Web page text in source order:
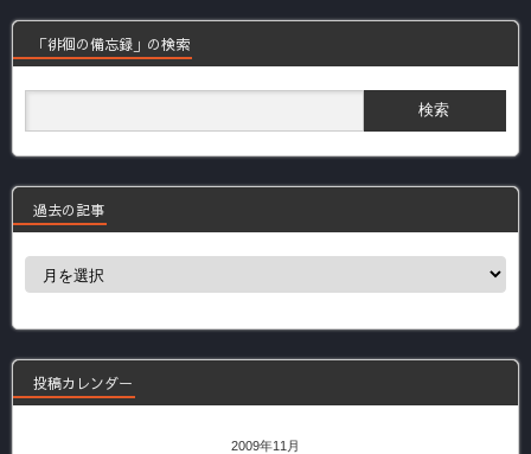
「徘徊の備忘録」の検索
過去の記事
過
事
投稿カレンダー
2009年11月